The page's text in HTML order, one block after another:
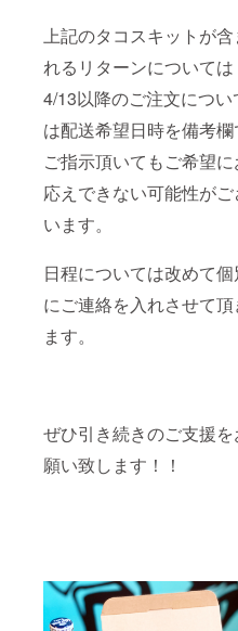
上記のタコスキットが含
れるリターンについては
4/13以降のご注文につい
は配送希望日時を備考
ご指示頂いてもご希望に
応えできない可能性が
います。
日程については改めて個
にご連絡を入れさせて頂
ます。
ぜひ引き続きのご支援を
願い致します！！